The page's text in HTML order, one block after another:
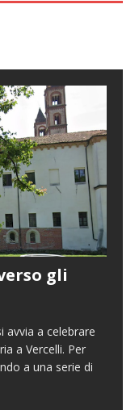
gli
avvia a celebrare
a Vercelli. Per
a una serie di